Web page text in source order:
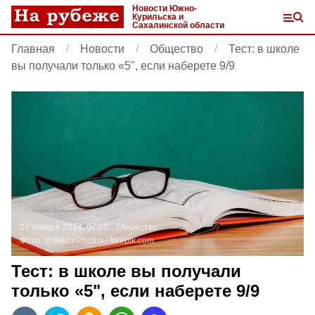
Новости Южно-
Курильска и
Сахалинской области
Главная Новости Общество
Тест: в школе
вы получали только «5", если наберете 9/9
27 января 2024, 07:52
Общество
Фото: @BillionPhotos / freepik.com
Тест: в школе вы получали
только «5", если наберете 9/9